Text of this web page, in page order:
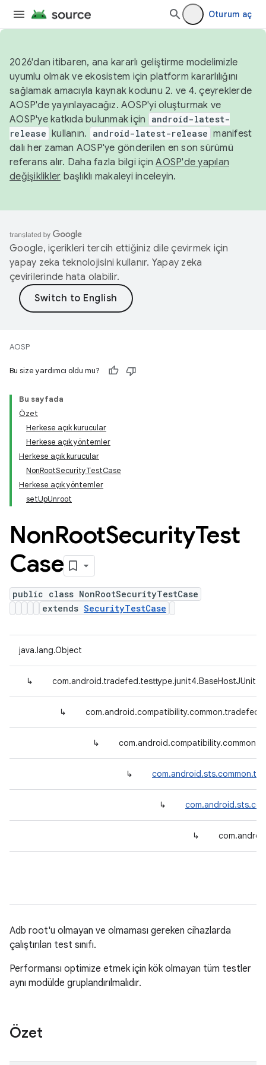
Oturum aç
2026'dan itibaren, ana kararlı geliştirme modelimizle
uyumlu olmak ve ekosistem için platform kararlılığını
sağlamak amacıyla kaynak kodunu 2. ve 4. çeyreklerde
AOSP'de yayınlayacağız. AOSP'yi oluşturmak ve
AOSP'ye katkıda bulunmak için
android-latest-
release kullanın. android-latest-release manifest
dalı her zaman AOSP'ye gönderilen en son sürümü
referans alır. Daha fazla bilgi içinAOSP'de yapılan
değişiklikler başlıklı makaleyi inceleyin.
Google, içerikleri tercih ettiğiniz dile çevirmek için
yapay zeka teknolojisini kullanır. Yapay zeka
çevirilerinde hata olabilir.
AOSP
Bu size yardımcı oldu mu?
Bu sayfada
Özet
Herkese açık kurucular
Herkese açık yöntemler
Herkese açık kurucular
NonRootSecurityTestCase
Herkese açık yöntemler
setUpUnroot
NonRootSecurityTest
Case
public class NonRootSecurityTestCase
extends SecurityTestCase
java.lang.Object
↳
↳
↳
↳
↳
↳
Adb root'u olmayan ve olmaması gereken cihazlarda
çalıştırılan test sınıfı.
Performansı optimize etmek için kök olmayan tüm testler
aynı modülde gruplandırılmalıdır.
Özet